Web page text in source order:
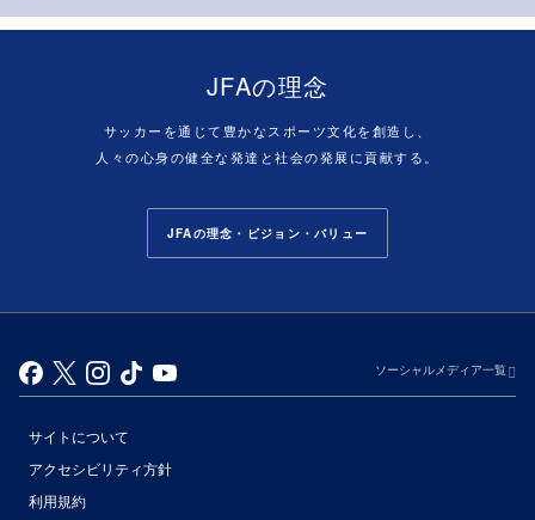
JFAの理念
サッカーを通じて豊かなスポーツ文化を創造し、
人々の心身の健全な発達と社会の発展に貢献する。
JFAの理念・ビジョン・バリュー
ソーシャルメディア一覧
サイトについて
アクセシビリティ方針
利用規約